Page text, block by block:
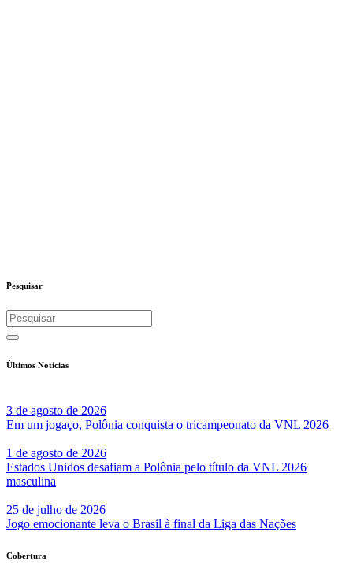
Pesquisar
Últimos Notícias
3 de agosto de 2026
Em um jogaço, Polônia conquista o tricampeonato da VNL 2026
1 de agosto de 2026
Estados Unidos desafiam a Polônia pelo título da VNL 2026
masculina
25 de julho de 2026
Jogo emocionante leva o Brasil à final da Liga das Nações
Cobertura